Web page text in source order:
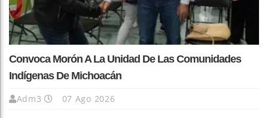
Convoca Morón A La Unidad De Las Comunidades
Indígenas De Michoacán
Adm3 07 Ago 2026